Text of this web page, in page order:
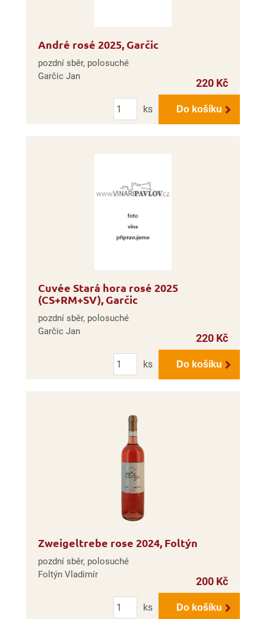
André rosé 2025, Garčic
pozdní sběr, polosuché
Garčic Jan
220 Kč
Počet
ks
Do košíku
Cuvée Stará hora rosé 2025
(CS+RM+SV), Garčic
pozdní sběr, polosuché
Garčic Jan
220 Kč
Počet
ks
Do košíku
Zweigeltrebe rose 2024, Foltýn
pozdní sběr, polosuché
Foltýn Vladimír
200 Kč
Počet
ks
Do košíku